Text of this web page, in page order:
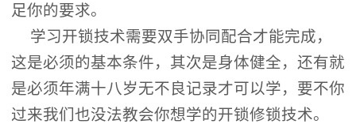
足你的要求。
学习开锁技术需要双手协同配合才能完成，
这是必须的基本条件，其次是身体健全，还有就
是必须年满十八岁无不良记录才可以学，要不你
过来我们也没法教会你想学的开锁修锁技术。